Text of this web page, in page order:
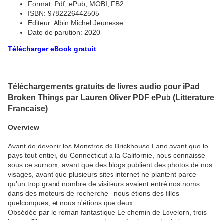
Format: Pdf, ePub, MOBI, FB2
ISBN: 9782226442505
Editeur: Albin Michel Jeunesse
Date de parution: 2020
Télécharger eBook gratuit
Téléchargements gratuits de livres audio pour iPad
Broken Things par Lauren Oliver PDF ePub (Litterature
Francaise)
Overview
Avant de devenir les Monstres de Brickhouse Lane avant que le
pays tout entier, du Connecticut à la Californie, nous connaisse
sous ce surnom, avant que des blogs publient des photos de nos
visages, avant que plusieurs sites internet ne plantent parce
qu'un trop grand nombre de visiteurs avaient entré nos noms
dans des moteurs de recherche , nous étions des filles
quelconques, et nous n'étions que deux.
Obsédée par le roman fantastique Le chemin de Lovelorn, trois